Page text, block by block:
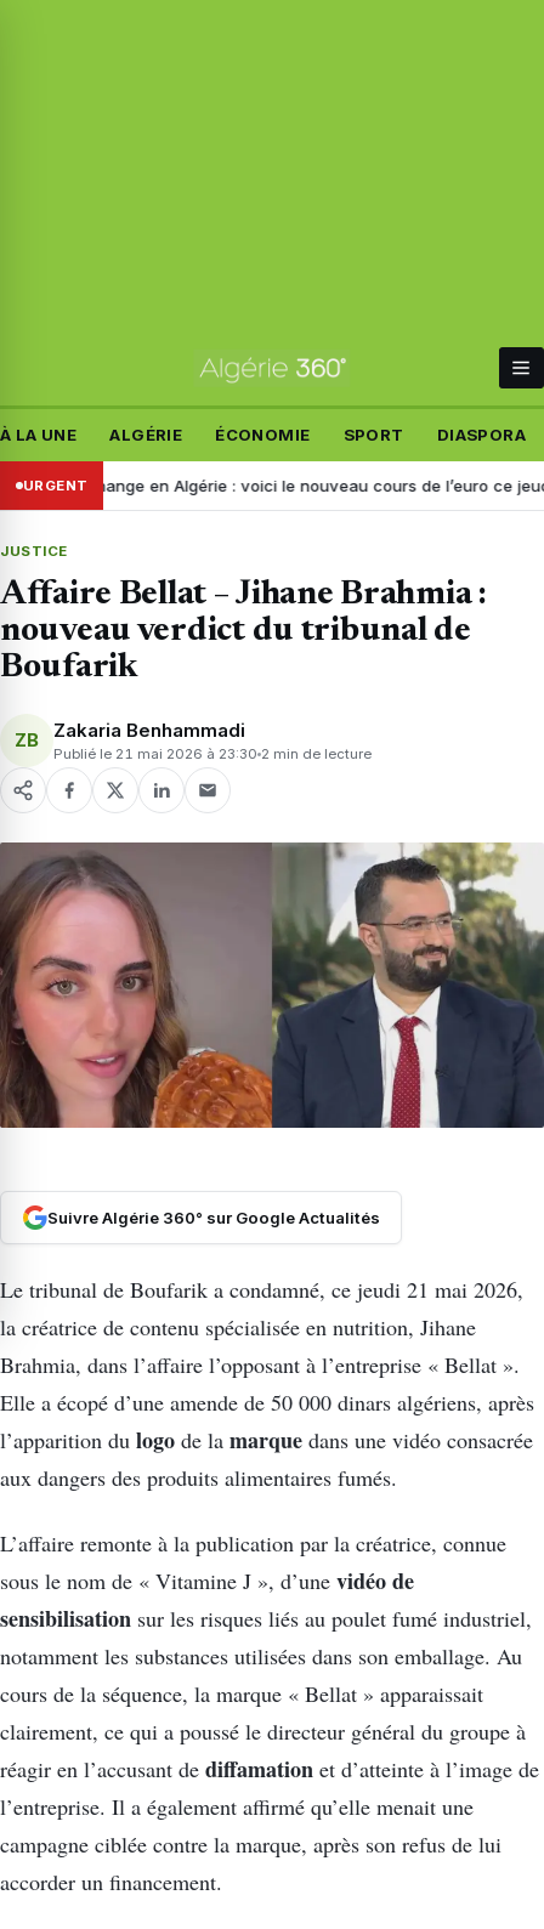
À LA UNE ALGÉRIE ÉCONOMIE SPORT DIASPORA
URGENT
change en Algérie : voici le nouveau cours de l’euro ce jeudi 6 août
JUSTICE
Affaire Bellat – Jihane Brahmia :
nouveau verdict du tribunal de
Boufarik
ZB Zakaria Benhammadi
Publié le 21 mai 2026 à 23:30 2 min de lecture
Suivre Algérie 360° sur Google Actualités
Le tribunal de Boufarik a condamné, ce jeudi 21 mai 2026,
la créatrice de contenu spécialisée en nutrition, Jihane
Brahmia, dans l’affaire l’opposant à l’entreprise « Bellat ».
Elle a écopé d’une amende de 50 000 dinars algériens, après
l’apparition du logo de la marque dans une vidéo consacrée
aux dangers des produits alimentaires fumés.
L’affaire remonte à la publication par la créatrice, connue
sous le nom de « Vitamine J », d’une vidéo de
sensibilisation sur les risques liés au poulet fumé industriel,
notamment les substances utilisées dans son emballage. Au
cours de la séquence, la marque « Bellat » apparaissait
clairement, ce qui a poussé le directeur général du groupe à
réagir en l’accusant de diffamation et d’atteinte à l’image de
l’entreprise. Il a également affirmé qu’elle menait une
campagne ciblée contre la marque, après son refus de lui
accorder un financement.